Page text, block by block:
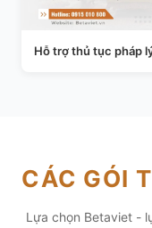
Hỗ trợ thủ tục pháp
CÁC GÓI
Lựa chọn Betaviet -